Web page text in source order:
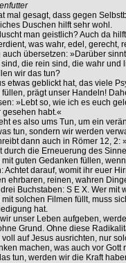
mal gesagt, dass gegen
Duschen hilft sehr wohl.
man geistlich? Auch da
was wahr, edel, gerecht,
auch übersetzen: »Darüber
die rein sind, die wahr und
wir das tun?
etwas geblickt hat, das viele
prägt unser Handeln!
»Lebt so, wie ich es euch
gesehen habt.«
es also ums Tun, um ein
tun, sondern wir werden
dann auch in Römer 12,
durch die Erneuerung des
guten Gedanken füllen,
Achtet darauf, womit ihr euer
ehrbaren, reinen, wahren
Buchstaben: S E X. Wer
solchen Filmen füllt, muss
hat.
unser Leben aufgeben,
Grund. Ohne diese
auf Jesus ausrichten, nur
machen, was auch vor
tun, werden wir die Kraft